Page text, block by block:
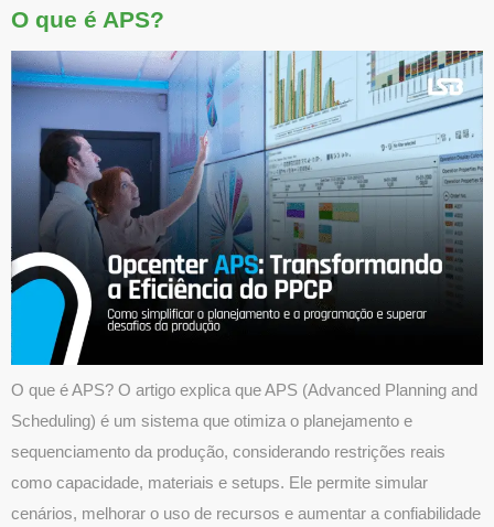
O que é APS?
O que é APS? O artigo explica que APS (Advanced Planning and
Scheduling) é um sistema que otimiza o planejamento e
sequenciamento da produção, considerando restrições reais
como capacidade, materiais e setups. Ele permite simular
cenários, melhorar o uso de recursos e aumentar a confiabilidade